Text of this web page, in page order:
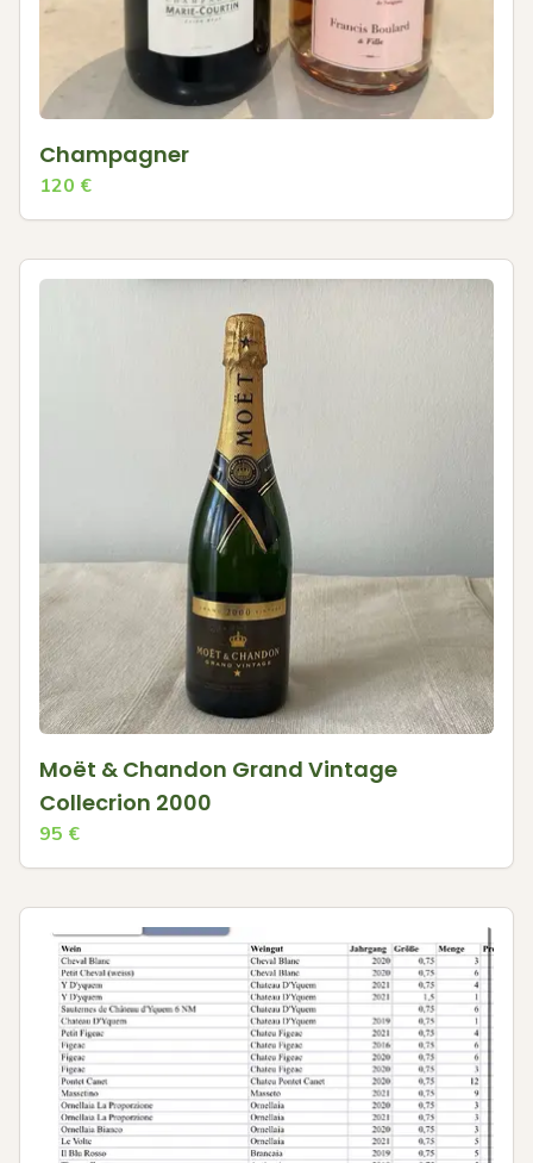
Champagner
120 €
Moët & Chandon Grand Vintage
Collecrion 2000
95 €